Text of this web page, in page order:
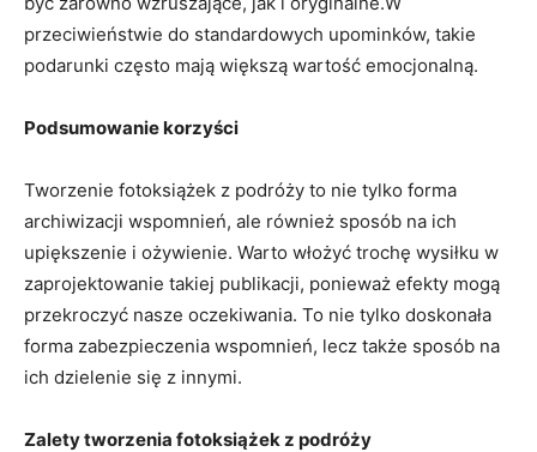
⁣przeciwieństwie do standardowych upominków,‌ takie⁢
podarunki​ często mają ‌większą wartość emocjonalną.
Podsumowanie korzyści
Tworzenie fotoksiążek z podróży⁣ to nie tylko ⁢forma‌
archiwizacji ⁣wspomnień, ale również⁤ sposób na ich
upiększenie i‌ ożywienie. Warto włożyć trochę wysiłku w
zaprojektowanie takiej publikacji, ponieważ efekty mogą
przekroczyć ⁤nasze oczekiwania.⁣ To ⁢nie tylko ‌doskonała
forma zabezpieczenia wspomnień, lecz także sposób na
ich dzielenie się z‌ innymi.
Zalety tworzenia fotoksiążek z podróży